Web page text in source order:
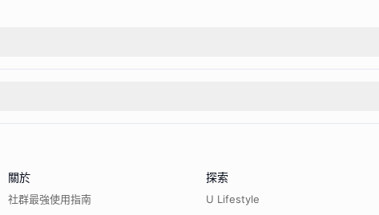
關於
社群最強使用指南
探索
U Lifestyle